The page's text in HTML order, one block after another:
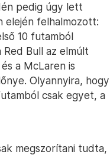
pedig úgy lett
elején felhalmozott:
10 futamból
Bull az elmúlt
a McLaren is
Olyannyira, hogy
csak egyet, a
megszorítani tudta,